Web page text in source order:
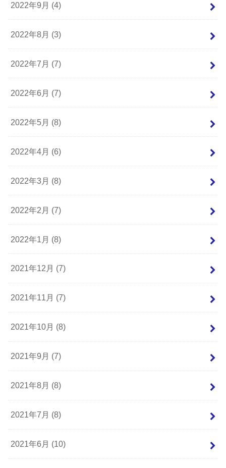
2022年9月 (4)
2022年8月 (3)
2022年7月 (7)
2022年6月 (7)
2022年5月 (8)
2022年4月 (6)
2022年3月 (8)
2022年2月 (7)
2022年1月 (8)
2021年12月 (7)
2021年11月 (7)
2021年10月 (8)
2021年9月 (7)
2021年8月 (8)
2021年7月 (8)
2021年6月 (10)